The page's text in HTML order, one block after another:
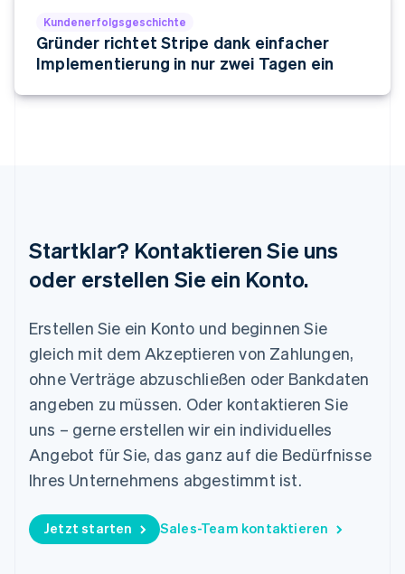
Kundenerfolgsgeschichte
Gründer richtet Stripe dank einfacher
Implementierung in nur zwei Tagen ein
Startklar? Kontaktieren Sie uns
oder erstellen Sie ein Konto.
Erstellen Sie ein Konto und beginnen Sie
gleich mit dem Akzeptieren von Zahlungen,
ohne Verträge abzuschließen oder Bankdaten
angeben zu müssen. Oder kontaktieren Sie
uns – gerne erstellen wir ein individuelles
Angebot für Sie, das ganz auf die Bedürfnisse
Ihres Unternehmens abgestimmt ist.
Jetzt starten Sales-Team kontaktieren
Österreich
Deutsch English
Polen
English
Portugal
English 简体中文
Slowakei
English
EnglishItaliano
Sonderverwaltungsregion Hongkong,
China
简体中文
Spanien
EspañolEnglish
Thailand
ไทยEnglish
Tschechische Republik
Ungarn
English